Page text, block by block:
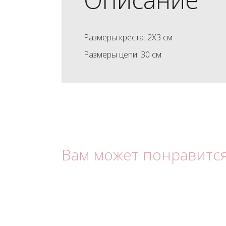
Размеры креста: 2X3 см
Размеры цепи: 30 см
Вам может